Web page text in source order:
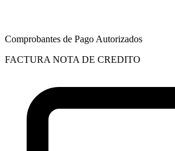
Comprobantes de Pago Autorizados
FACTURA NOTA DE CREDITO